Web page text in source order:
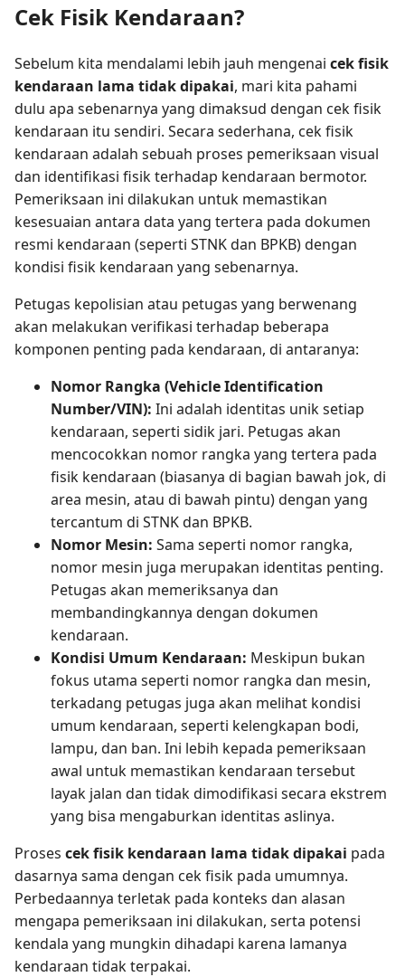
Cek Fisik Kendaraan?
Sebelum kita mendalami lebih jauh mengenai cek fisik
kendaraan lama tidak dipakai, mari kita pahami
dulu apa sebenarnya yang dimaksud dengan cek fisik
kendaraan itu sendiri. Secara sederhana, cek fisik
kendaraan adalah sebuah proses pemeriksaan visual
dan identifikasi fisik terhadap kendaraan bermotor.
Pemeriksaan ini dilakukan untuk memastikan
kesesuaian antara data yang tertera pada dokumen
resmi kendaraan (seperti STNK dan BPKB) dengan
kondisi fisik kendaraan yang sebenarnya.
Petugas kepolisian atau petugas yang berwenang
akan melakukan verifikasi terhadap beberapa
komponen penting pada kendaraan, di antaranya:
Nomor Rangka (Vehicle Identification
Number/VIN): Ini adalah identitas unik setiap
kendaraan, seperti sidik jari. Petugas akan
mencocokkan nomor rangka yang tertera pada
fisik kendaraan (biasanya di bagian bawah jok, di
area mesin, atau di bawah pintu) dengan yang
tercantum di STNK dan BPKB.
Nomor Mesin: Sama seperti nomor rangka,
nomor mesin juga merupakan identitas penting.
Petugas akan memeriksanya dan
membandingkannya dengan dokumen
kendaraan.
Kondisi Umum Kendaraan: Meskipun bukan
fokus utama seperti nomor rangka dan mesin,
terkadang petugas juga akan melihat kondisi
umum kendaraan, seperti kelengkapan bodi,
lampu, dan ban. Ini lebih kepada pemeriksaan
awal untuk memastikan kendaraan tersebut
layak jalan dan tidak dimodifikasi secara ekstrem
yang bisa mengaburkan identitas aslinya.
Proses cek fisik kendaraan lama tidak dipakai pada
dasarnya sama dengan cek fisik pada umumnya.
Perbedaannya terletak pada konteks dan alasan
mengapa pemeriksaan ini dilakukan, serta potensi
kendala yang mungkin dihadapi karena lamanya
kendaraan tidak terpakai.